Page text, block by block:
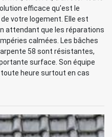
efficace qu'est le
votre logement. Elle est
attendant que les réparations
calmées. Les bâches
58 sont résistantes,
surface. Son équipe
heure surtout en cas